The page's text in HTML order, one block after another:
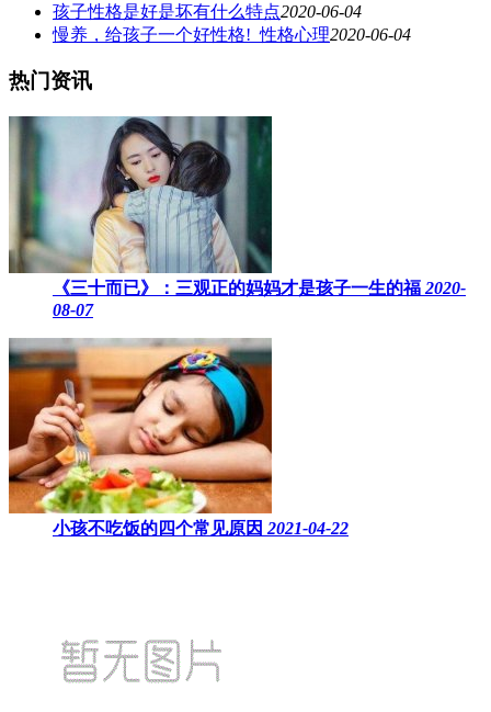
孩子性格是好是坏有什么特点2020-06-04
慢养，给孩子一个好性格!_性格心理2020-06-04
热门资讯
《三十而已》：三观正的妈妈才是孩子一生的福 2020-
08-07
小孩不吃饭的四个常见原因 2021-04-22